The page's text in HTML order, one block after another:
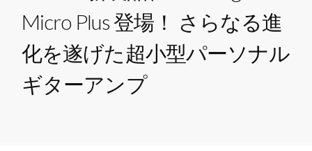
Micro Plus 登場！ さらなる進
化を遂げた超小型パーソナル
ギターアンプ